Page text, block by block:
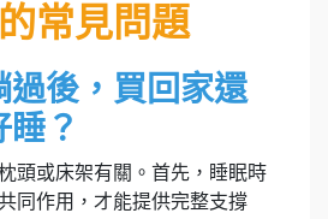
常見問題
過後，買回家還
？
頭或床架有關。首先，睡眠時
同作用，才能提供完整支撐